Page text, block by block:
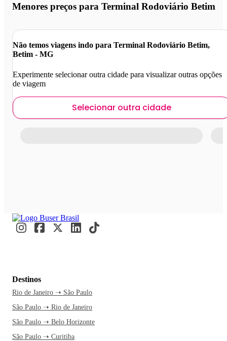
Menores preços para Terminal Rodoviário Betim
Não temos viagens indo para Terminal Rodoviário Betim,
Betim - MG
Experimente selecionar outra cidade para visualizar outras opções
de viagem
Selecionar outra cidade
Destinos
Rio de Janeiro ➝ São Paulo
São Paulo ➝ Rio de Janeiro
São Paulo ➝ Belo Horizonte
São Paulo ➝ Curitiba